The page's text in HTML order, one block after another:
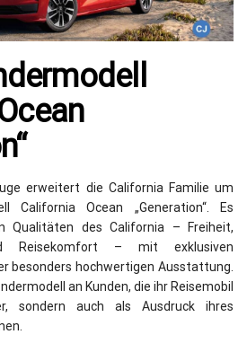
erweitert die California Familie um
California Ocean „Generation“. Es
Qualitäten des California – Freiheit,
Reisekomfort – mit exklusiven
besonders hochwertigen Ausstattung.
an Kunden, die ihr Reisemobil
sondern auch als Ausdruck ihres